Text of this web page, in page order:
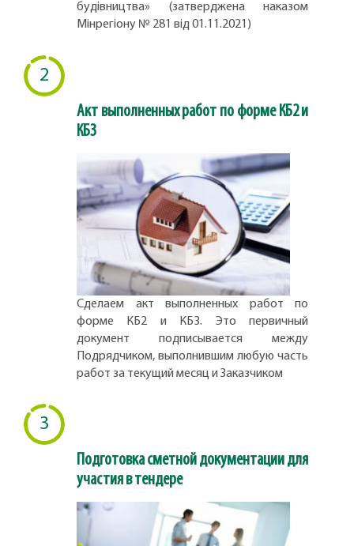
будівництва» (затверджена наказом
Мінрегіону № 281 від 01.11.2021)
2
Акт выполненных работ по форме КБ2 и
КБ3
Сделаем акт выполненных работ по
форме КБ2 и КБ3. Это первичный
документ подписывается между
Подрядчиком, выполнившим любую часть
работ за текущий месяц и Заказчиком
3
Подготовка сметной документации для
участия в тендере